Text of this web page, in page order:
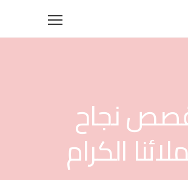
نجاح
الكرام